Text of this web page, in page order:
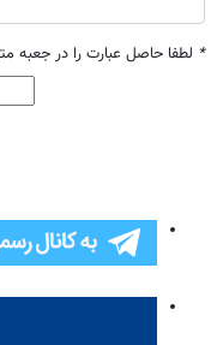
* لطفا حاصل عبارت را در جعبه